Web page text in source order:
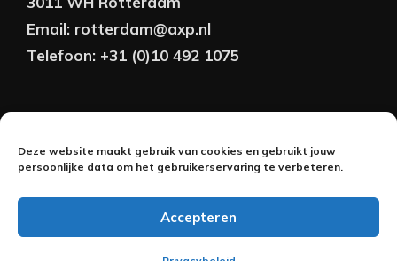
Deze website maakt gebruik van cookies en gebruikt jouw
persoonlijke data om het gebruikerservaring te verbeteren.
Accepteren
Email: rotterdam@axp.nl
Telefoon: +31 (0)10 492 1075
Onderhoud:
Nederlands